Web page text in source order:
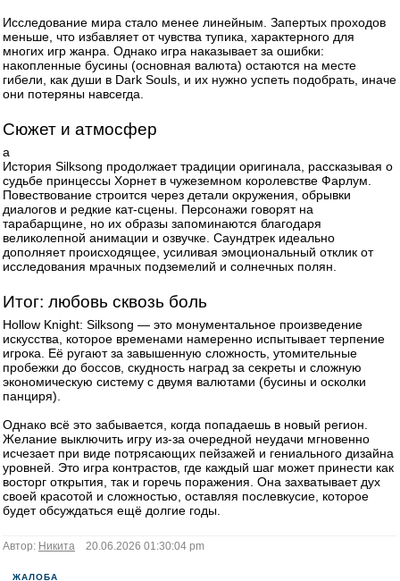
Исследование мира стало менее линейным. Запертых проходов
меньше, что избавляет от чувства тупика, характерного для
многих игр жанра. Однако игра наказывает за ошибки:
накопленные бусины (основная валюта) остаются на месте
гибели, как души в Dark Souls, и их нужно успеть подобрать, иначе
они потеряны навсегда.
Сюжет и атмосфер
а
История Silksong продолжает традиции оригинала, рассказывая о
судьбе принцессы Хорнет в чужеземном королевстве Фарлум.
Повествование строится через детали окружения, обрывки
диалогов и редкие кат-сцены. Персонажи говорят на
тарабарщине, но их образы запоминаются благодаря
великолепной анимации и озвучке. Саундтрек идеально
дополняет происходящее, усиливая эмоциональный отклик от
исследования мрачных подземелий и солнечных полян.
Итог: любовь сквозь боль
Hollow Knight: Silksong — это монументальное произведение
искусства, которое временами намеренно испытывает терпение
игрока. Её ругают за завышенную сложность, утомительные
пробежки до боссов, скудность наград за секреты и сложную
экономическую систему с двумя валютами (бусины и осколки
панциря).
Однако всё это забывается, когда попадаешь в новый регион.
Желание выключить игру из-за очередной неудачи мгновенно
исчезает при виде потрясающих пейзажей и гениального дизайна
уровней. Это игра контрастов, где каждый шаг может принести как
восторг открытия, так и горечь поражения. Она захватывает дух
своей красотой и сложностью, оставляя послевкусие, которое
будет обсуждаться ещё долгие годы.
Автор: Никита 20.06.2026 01:30:04 pm
ЖАЛОБА